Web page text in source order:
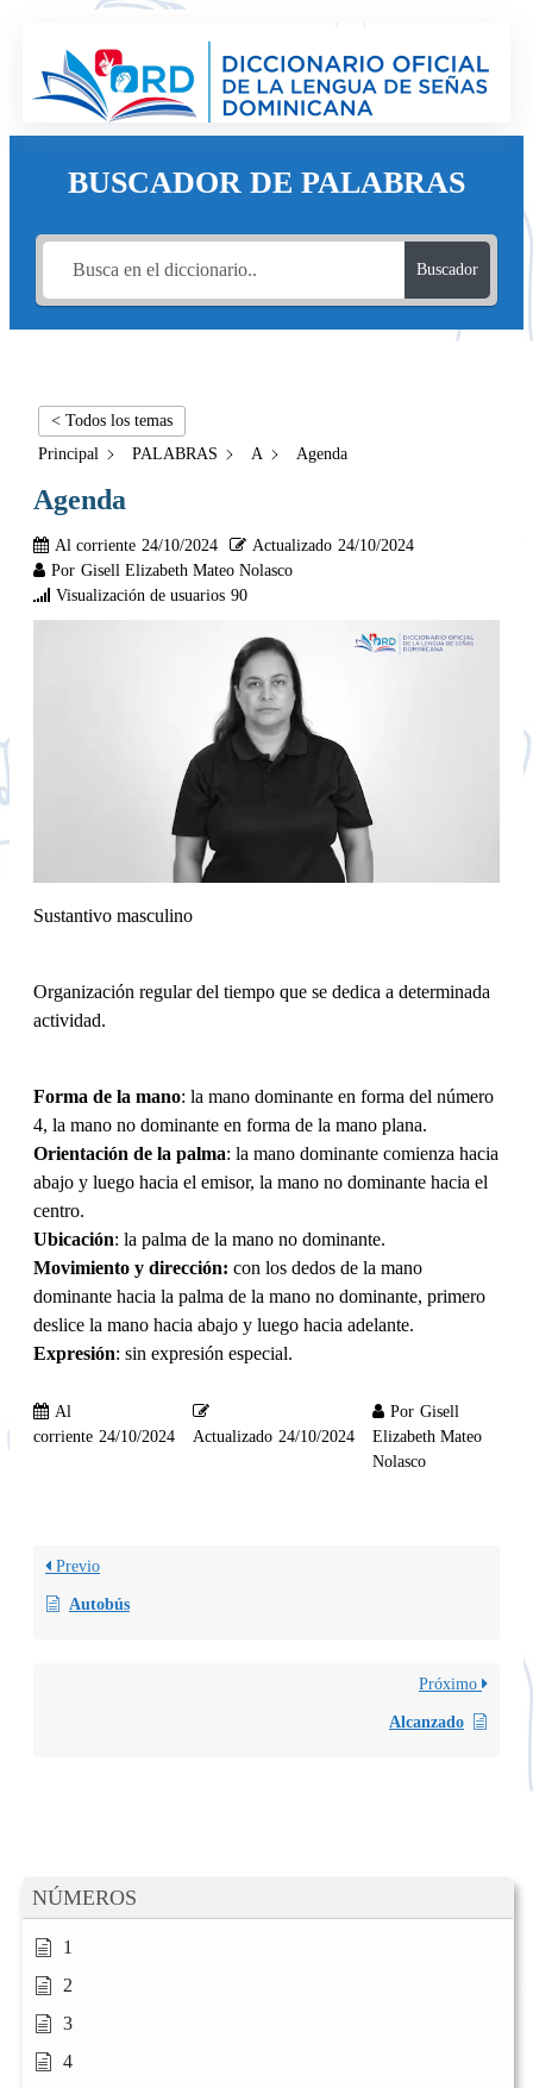
BUSCADOR DE PALABRAS
Buscador
NÚMEROS
1
2
3
4
< Todos los temas
Principal
PALABRAS A Agenda
Agenda
Al corriente 24/10/2024 Actualizado 24/10/2024
Por Gisell Elizabeth Mateo Nolasco
Visualización de usuarios 90
Sustantivo masculino
Organización regular del tiempo que se dedica a determinada
actividad.
Forma de la mano: la mano dominante en forma del número
4, la mano no dominante en forma de la mano plana.
Orientación de la palma: la mano dominante comienza hacia
abajo y luego hacia el emisor, la mano no dominante hacia el
centro.
Ubicación: la palma de la mano no dominante.
Movimiento y dirección: con los dedos de la mano
dominante hacia la palma de la mano no dominante, primero
deslice la mano hacia abajo y luego hacia adelante.
Expresión: sin expresión especial.
Al
corriente 24/10/2024 Actualizado 24/10/2024
Por Gisell
Elizabeth Mateo
Nolasco
Previo
Autobús
Próximo
Alcanzado